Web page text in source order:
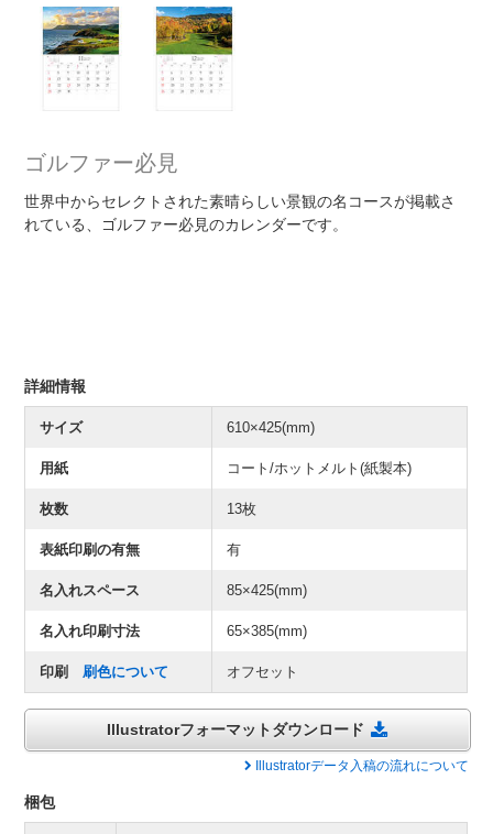
ゴルファー必見
世界中からセレクトされた素晴らしい景観の名コースが掲載さ
れている、ゴルファー必見のカレンダーです。
詳細情報
サイズ 610×425(mm)
用紙 コート/ホットメルト(紙製本)
枚数 13枚
表紙印刷の有無 有
名入れスペース 85×425(mm)
名入れ印刷寸法 65×385(mm)
印刷 刷色について オフセット
Illustratorフォーマットダウンロード
Illustratorデータ入稿の流れについて
梱包